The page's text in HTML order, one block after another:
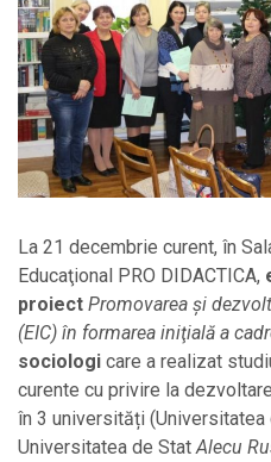
La 21 decembrie curent, în
Educaţional PRO DIDACTICA,
proiect Promovarea şi
(EIC) în formarea iniţială a
sociologi care a realizat
curente cu privire la
în 3 universități
Universitatea de Stat Alecu